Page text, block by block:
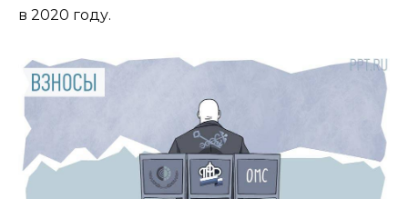
в 2020 году.